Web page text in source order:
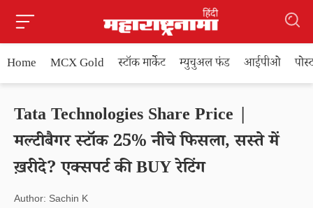
Home MCX Gold स्टॉक मार्केट म्युचुअल फंड आईपीओ
Tata Technologies Share Price |
मल्टीबैगर स्टॉक 25% नीचे फिसला, सस्ते में
ख़रीदे? एक्सपर्ट की BUY रेटिंग
Author: Sachin K